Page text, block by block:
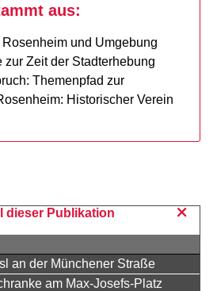
aus:
und Umgebung
zur Zeit der Stadterhebung
Themenpfad zur
Historischer Verein
dieser Publikation
an der Münchener Straße
am Max-Josefs-Platz